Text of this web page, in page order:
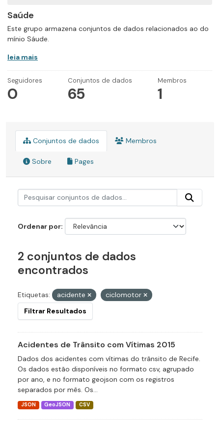
Saúde
Este grupo armazena conjuntos de dados relacionados ao do
mínio Sáude.
leia mais
Seguidores
0
Conjuntos de dados
65
Membros
1
Conjuntos de dados Membros
Sobre Pages
Ordenar por
2 conjuntos de dados
encontrados
Etiquetas: acidente
ciclomotor
Filtrar Resultados
Acidentes de Trânsito com Vítimas 2015
Dados dos acidentes com vítimas do trânsito de Recife.
Os dados estão disponíveis no formato csv, agrupado
por ano, e no formato geojson com os registros
separados por mês. Os...
JSON GeoJSON CSV